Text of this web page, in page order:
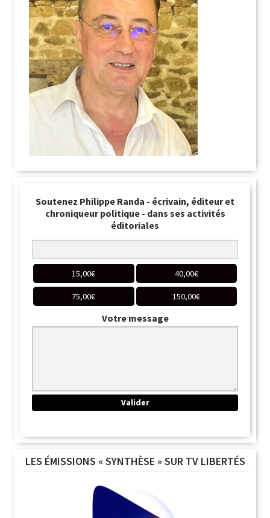
Soutenez Philippe Randa - écrivain, éditeur et
chroniqueur politique - dans ses activités
éditoriales
15,00€ 40,00€
75,00€ 150,00€
Votre message
LES ÉMISSIONS « SYNTHÈSE » SUR TV LIBERTÉS